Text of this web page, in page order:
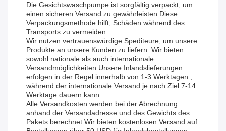
Die Gesichtswaschpumpe ist sorgfältig verpackt, um
einen sicheren Versand zu gewährleisten.Diese
Verpackungsmethode hilft, Schäden während des
Transports zu vermeiden.
Wir nutzen vertrauenswürdige Spediteure, um unsere
Produkte an unsere Kunden zu liefern. Wir bieten
sowohl nationale als auch internationale
Versandmöglichkeiten.Unsere Inlandslieferungen
erfolgen in der Regel innerhalb von 1-3 Werktagen.,
während der internationale Versand je nach Ziel 7-14
Werktage dauern kann.
Alle Versandkosten werden bei der Abrechnung
anhand der Versandadresse und des Gewichts des
Pakets berechnet.Wir bieten kostenlosen Versand auf